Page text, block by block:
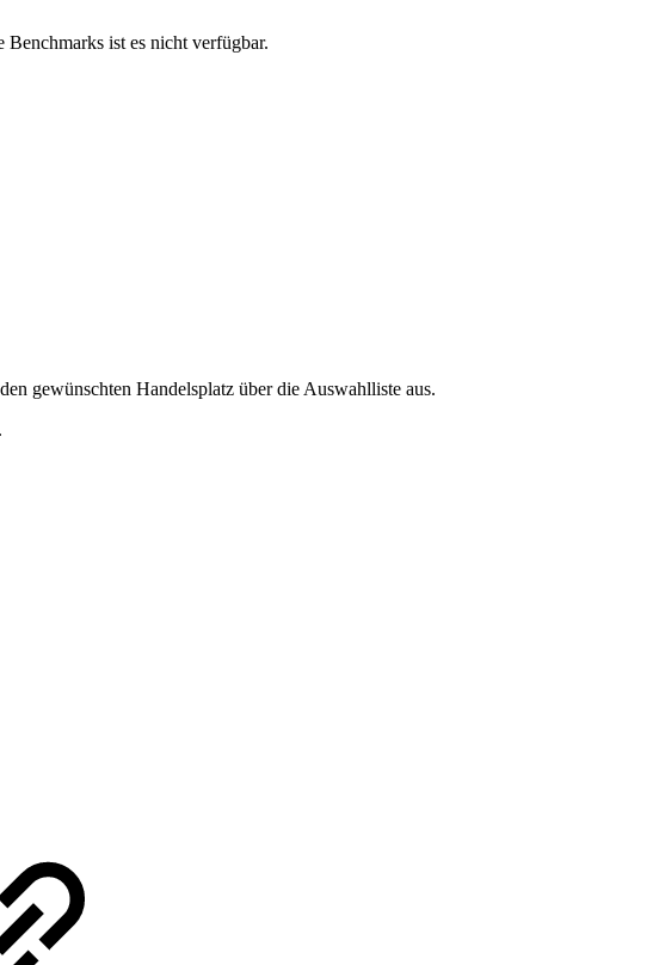
ist es nicht verfügbar.
gewünschten Handelsplatz über die Auswahlliste aus.